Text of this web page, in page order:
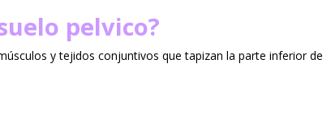
pelvico?
y tejidos conjuntivos que tapizan la parte inferior de